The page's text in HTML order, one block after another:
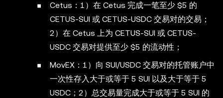
Cetus：1）在 Cetus 完成一笔至少 $5 的
CETUS-SUI 或 CETUS-USDC 交易对的交易；
2）在 Cetus 上为 CETUS-SUI 或 CETUS-
USDC 交易对提供至少 $5 的流动性；
MovEX：1）向 SUI/USDC 交易对的托管账户中
一次性存入大于或等于 5 SUI 以及大于等于 5
USDC；2）总交易量完成大于或等于 5 SUI 的